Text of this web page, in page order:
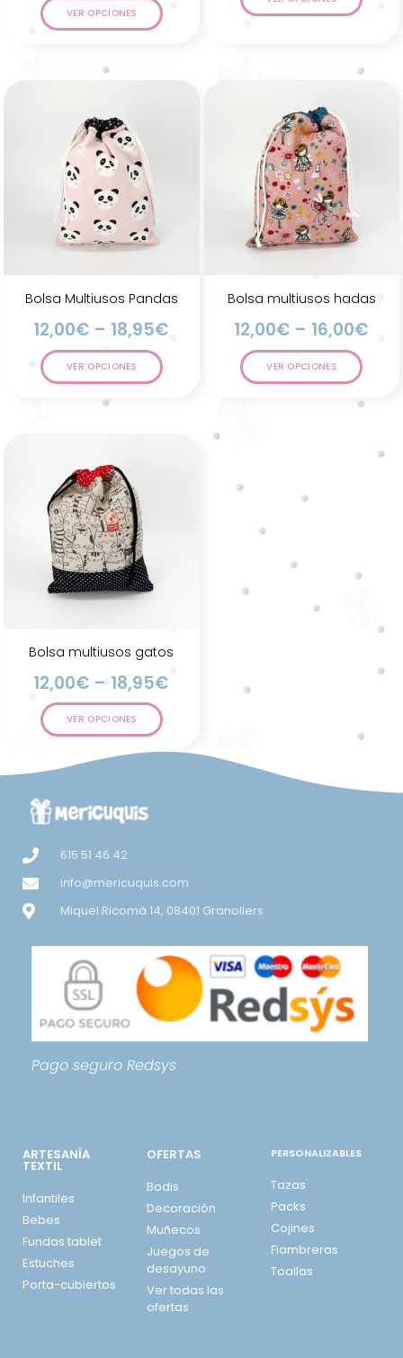
VER OPCIONES
Bolsa Multiusos Pandas
12,00€ – 18,95€
VER OPCIONES
Bolsa multiusos hadas
12,00€ – 16,00€
VER OPCIONES
Bolsa multiusos gatos
12,00€ – 18,95€
VER OPCIONES
615 51 46 42
info@mericuquis.com
Miquel Ricomà 14, 08401 Granollers
Pago seguro Redsys
ARTESANÍA
TEXTIL
Infantiles
Bebes
Fundas tablet
Estuches
Porta-cubiertos
OFERTAS
Bodis
Decoración
Muñecos
Juegos de
desayuno
Ver todas las
ofertas
PERSONALIZABLES
Tazas
Packs
Cojines
Fiambreras
Toallas